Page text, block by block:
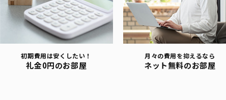
初期費用は安くしたい！
礼金0円のお部屋
月々の費用を抑えるなら
ネット無料のお部屋